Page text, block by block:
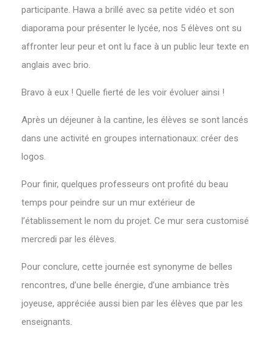
participante. Hawa a brillé avec sa petite vidéo et son
diaporama pour présenter le lycée, nos 5 élèves ont su
affronter leur peur et ont lu face à un public leur texte en
anglais avec brio.
Bravo à eux ! Quelle fierté de les voir évoluer ainsi !
Après un déjeuner à la cantine, les élèves se sont lancés
dans une activité en groupes internationaux: créer des
logos.
Pour finir, quelques professeurs ont profité du beau
temps pour peindre sur un mur extérieur de
l’établissement le nom du projet. Ce mur sera customisé
mercredi par les élèves.
Pour conclure, cette journée est synonyme de belles
rencontres, d’une belle énergie, d’une ambiance très
joyeuse, appréciée aussi bien par les élèves que par les
enseignants.